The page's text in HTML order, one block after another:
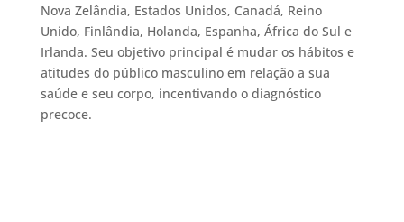
Nova Zelândia, Estados Unidos, Canadá, Reino
Unido, Finlândia, Holanda, Espanha, África do Sul e
Irlanda. Seu objetivo principal é mudar os hábitos e
atitudes do público masculino em relação a sua
saúde e seu corpo, incentivando o diagnóstico
precoce.